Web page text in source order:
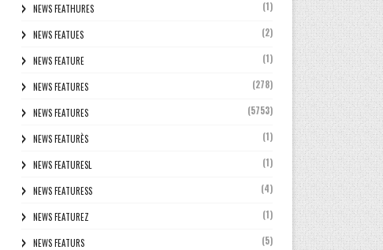
NEWS FEATHURES (1)
NEWS FEATUES (2)
NEWS FEATURE (1)
NEWS FEATURES (278)
NEWS FEATURES (5753)
NEWS FEATURÈS (1)
NEWS FEATURESL (1)
NEWS FEATURESS (4)
NEWS FEATUREZ (1)
NEWS FEATURS (5)